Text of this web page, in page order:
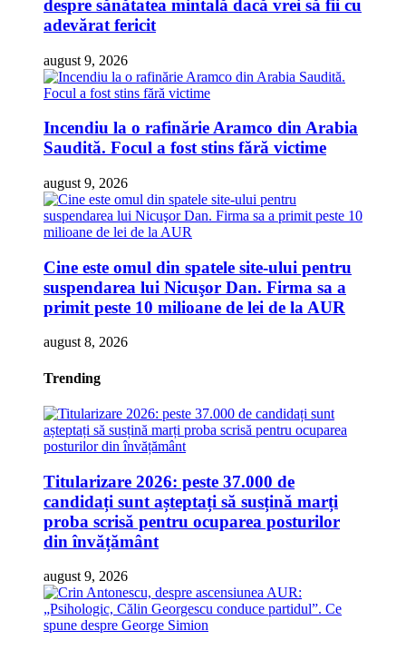
despre sănătatea mintală dacă vrei să fii cu
adevărat fericit
august 9, 2026
Incendiu la o rafinărie Aramco din Arabia
Saudită. Focul a fost stins fără victime
august 9, 2026
Cine este omul din spatele site-ului pentru
suspendarea lui Nicuşor Dan. Firma sa a
primit peste 10 milioane de lei de la AUR
august 8, 2026
Trending
Titularizare 2026: peste 37.000 de
candidați sunt așteptați să susțină marți
proba scrisă pentru ocuparea posturilor
din învățământ
august 9, 2026